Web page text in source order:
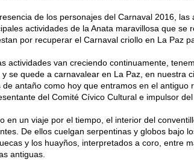
de los personajes del Carnaval 2016,
actividades de la Anata maravillosa que
por recuperar el Carnaval criollo en La Paz
actividades van creciendo continuamente,
y se quede a carnavalear en La Paz, en nuestra
de antaño como hoy que entramos en el antiguo
del Comité Cívico Cultural e impulsor
en un viaje por el tiempo, el interior del
De ellos cuelgan serpentinas y globos bajo
y los huayños, interpretados a coro, entre
antiguas.